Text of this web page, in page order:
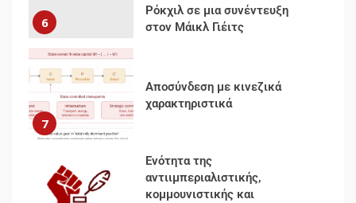
7
1
κομμουνιστικής και
ριζοσπαστικής, Αριστεράς και
ανασυγκρότηση του
Για την απόφαση του 4ου
Συνεδρίου του Αριστερού